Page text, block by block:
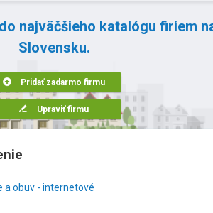
najväčšieho katalógu firiem
Slovensku.
Pridať zadarmo firmu
Upraviť firmu
a obuv - internetové